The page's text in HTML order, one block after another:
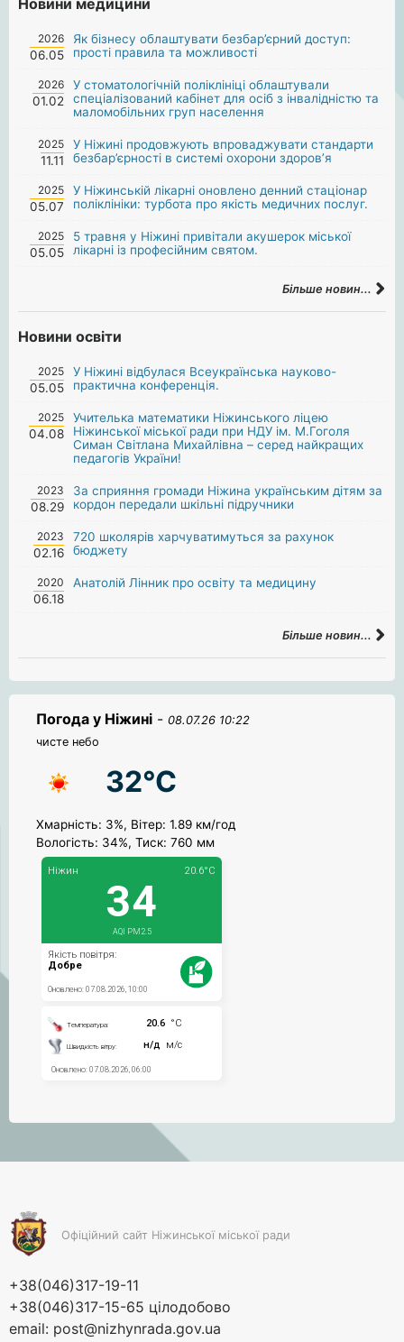
2026
06.05
Як бізнесу облаштувати безбар’єрний доступ:
прості правила та можливості
2026
01.02
У стоматологічній поліклініці облаштували
спеціалізований кабінет для осіб з інвалідністю та
маломобільних груп населення
2025
11.11
У Ніжині продовжують впроваджувати стандарти
безбар’єрності в системі охорони здоров’я
2025
05.07
У Ніжинській лікарні оновлено денний стаціонар
поліклініки: турбота про якість медичних послуг.
2025
05.05
5 травня у Ніжині привітали акушерок міської
лікарні із професійним святом.
Більше новин...
Новини освіти
2025
05.05
У Ніжині відбулася Всеукраїнська науково-
практична конференція.
2025
04.08
Учителька математики Ніжинського ліцею
Ніжинської міської ради при НДУ ім. М.Гоголя
Симан Світлана Михайлівна – серед найкращих
педагогів України!
2023
08.29
За сприяння громади Ніжина українським дітям за
кордон передали шкільні підручники
2023
02.16
720 школярів харчуватимуться за рахунок
бюджету
2020
06.18
Анатолій Лінник про освіту та медицину
Більше новин...
Погода у Ніжині - 08.07.26 10:22
чисте небо
32°C
Хмарність: 3%, Вітер: 1.89 км/год
Вологість: 34%, Тиск: 760 мм
Офіційний сайт Ніжинської міської ради
+38(046)317-19-11
+38(046)317-15-65 цілодобово
email: post@nizhynrada.gov.ua